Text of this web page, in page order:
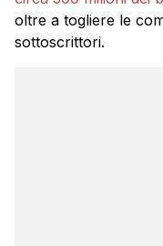
oltre a togliere le
sottoscrittori.